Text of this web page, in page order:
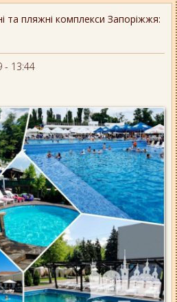
та пляжні комплекси Запоріжжя:
- 13:44